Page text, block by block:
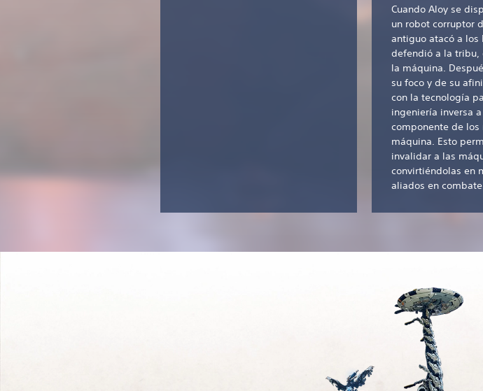
Cuando Aloy se
un robot corruptor
antiguo atacó a los
defendió a la tribu,
la máquina.
su foco y de su
con la tecnología
ingeniería inversa
componente de los
máquina. Esto
invalidar a las
convirtiéndolas en
aliados en